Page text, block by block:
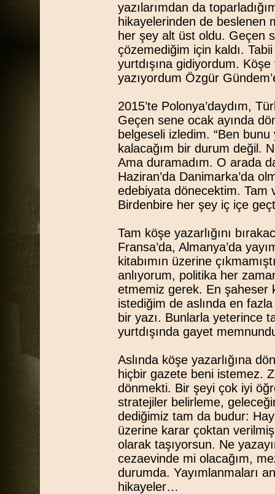
yazılarımdan da
hikayelerinden de beslenen
her şey alt üst oldu. Geçen
çözemediğim için kaldı.
yurtdışına gidiyordum. Köşe
yazıyordum Özgür
2015’te Polonya’daydım,
Geçen sene ocak ayında
belgeseli izledim. “Ben
kalacağım bir durum değil.
Ama duramadım. O arada
Haziran’da Danimarka’da
edebiyata dönecektim. Tam
Birdenbire her şey iç içe
Tam köşe yazarlığını
Fransa’da, Almanya’da
kitabımın üzerine
anlıyorum, politika her
etmemiz gerek. En şaheser
istediğim de aslında en
bir yazı. Bunlarla yeterince
yurtdışında gayet
Aslında köşe yazarlığına
hiçbir gazete beni istemez.
dönmekti. Bir şeyi çok iyi
stratejiler belirleme,
dediğimiz tam da budur:
üzerine karar çoktan
olarak taşıyorsun. Ne
cezaevinde mi olacağım,
durumda. Yayımlanmaları
hikayeler…